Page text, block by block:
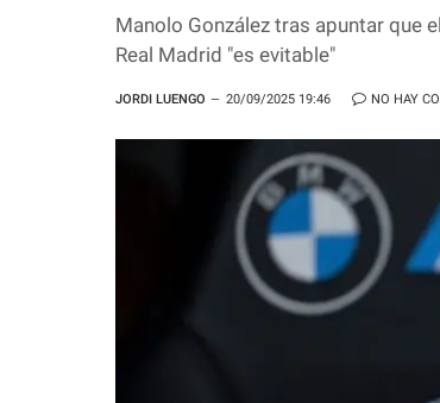
Manolo González tras apuntar que
Real Madrid "es evitable"
JORDI LUENGO 20/09/2025 19:46 NO HAY